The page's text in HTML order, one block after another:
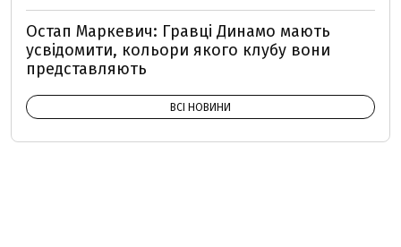
Остап Маркевич: Гравці Динамо мають
усвідомити, кольори якого клубу вони
представляють
ВСІ НОВИНИ